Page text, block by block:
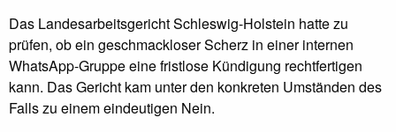
Das Landesarbeitsgericht Schleswig-Holstein hatte zu
prüfen, ob ein geschmackloser Scherz in einer internen
WhatsApp-Gruppe eine fristlose Kündigung rechtfertigen
kann. Das Gericht kam unter den konkreten Umständen des
Falls zu einem eindeutigen Nein.